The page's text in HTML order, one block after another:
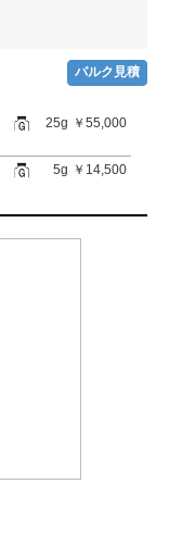
バルク見積
25g ￥55,000
5g ￥14,500